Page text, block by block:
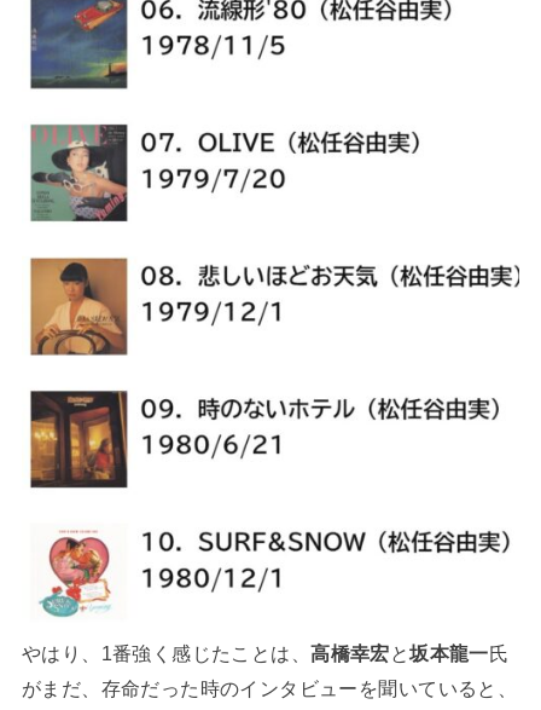
やはり、1番強く感じたことは、高橋幸宏 と坂本龍一氏
がまだ、存命だった時のインタビューを聞いていると、